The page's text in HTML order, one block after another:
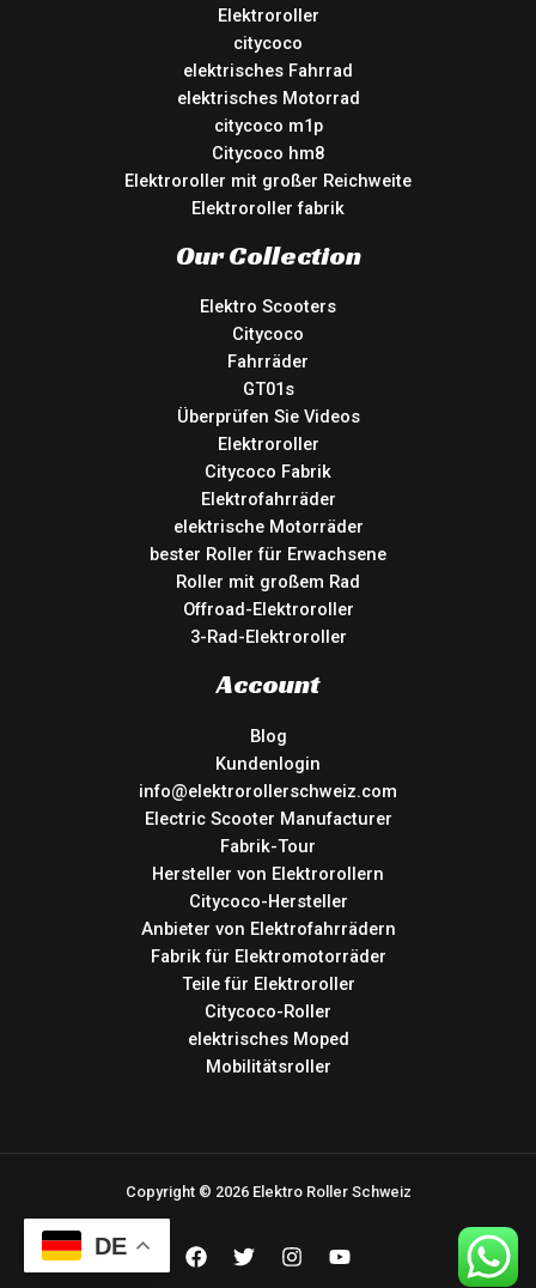
Elektroroller
citycoco
elektrisches Fahrrad
elektrisches Motorrad
citycoco m1p
Citycoco hm8
Elektroroller mit großer Reichweite
Elektroroller fabrik
Our Collection
Elektro Scooters
Citycoco
Fahrräder
GT01s
Überprüfen Sie Videos
Elektroroller
Citycoco Fabrik
Elektrofahrräder
elektrische Motorräder
bester Roller für Erwachsene
Roller mit großem Rad
Offroad-Elektroroller
3-Rad-Elektroroller
Account
Blog
Kundenlogin
info@elektrorollerschweiz.com
Electric Scooter Manufacturer
Fabrik-Tour
Hersteller von Elektrorollern
Citycoco-Hersteller
Anbieter von Elektrofahrrädern
Fabrik für Elektromotorräder
Teile für Elektroroller
Citycoco-Roller
elektrisches Moped
Mobilitätsroller
Copyright © 2026 Elektro Roller Schweiz
DE